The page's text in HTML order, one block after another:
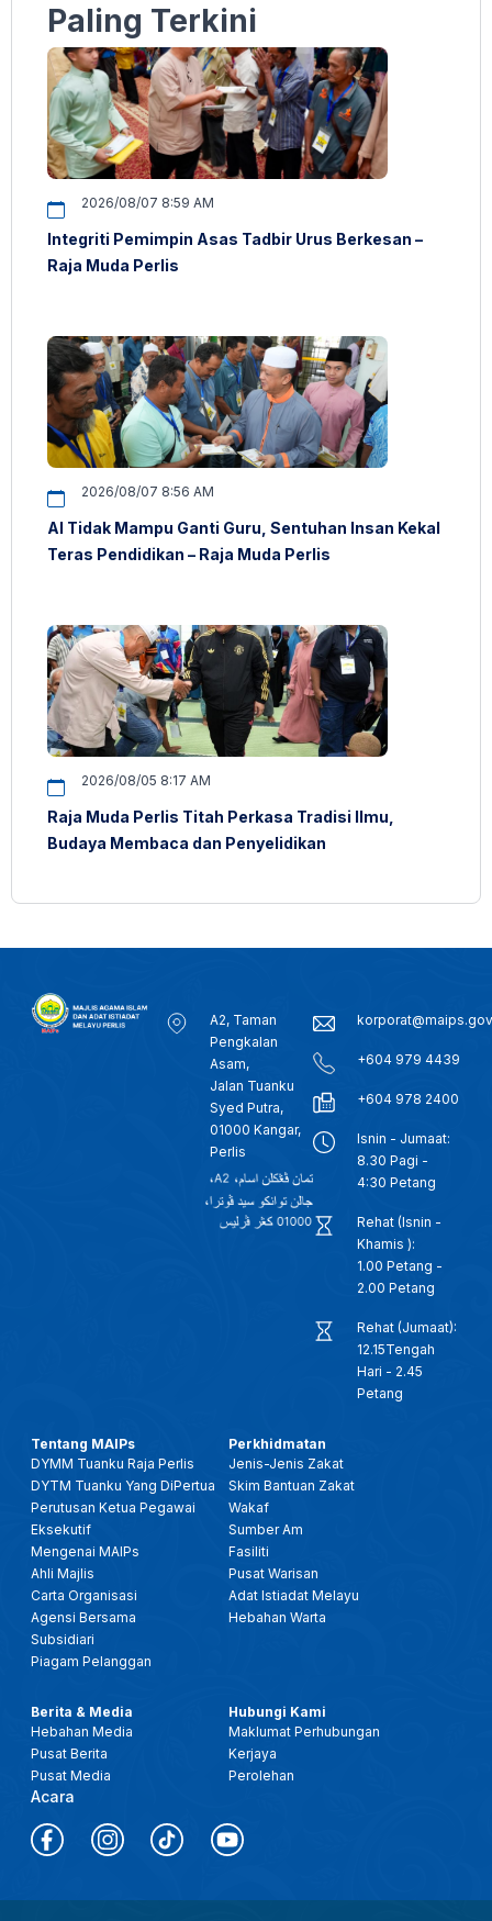
Paling Terkini
2026/08/07 8:59 AM
Integriti Pemimpin Asas Tadbir Urus Berkesan –
Raja Muda Perlis
2026/08/07 8:56 AM
AI Tidak Mampu Ganti Guru, Sentuhan Insan Kekal
Teras Pendidikan – Raja Muda Perlis
2026/08/05 8:17 AM
Raja Muda Perlis Titah Perkasa Tradisi Ilmu,
Budaya Membaca dan Penyelidikan
A2, Taman
Pengkalan
Asam,
Jalan Tuanku
Syed Putra,
01000 Kangar,
Perlis
+604 979 4439
+604 978 2400
Isnin - Jumaat:
8.30 Pagi -
4:30 Petang
Rehat (Isnin -
Khamis ):
1.00 Petang -
2.00 Petang
Rehat (Jumaat):
12.15Tengah
Hari - 2.45
Petang
Tentang MAIPs
DYMM Tuanku Raja Perlis
DYTM Tuanku Yang DiPertua
Perutusan Ketua Pegawai
Eksekutif
Mengenai MAIPs
Ahli Majlis
Carta Organisasi
Agensi Bersama
Subsidiari
Piagam Pelanggan
Perkhidmatan
Jenis-Jenis Zakat
Skim Bantuan Zakat
Wakaf
Sumber Am
Fasiliti
Pusat Warisan
Adat Istiadat Melayu
Hebahan Warta
Berita & Media
Hebahan Media
Pusat Berita
Pusat Media
Acara
Hubungi Kami
Maklumat Perhubungan
Kerjaya
Perolehan